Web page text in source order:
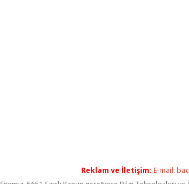
Reklam ve İletişim: E-mail: